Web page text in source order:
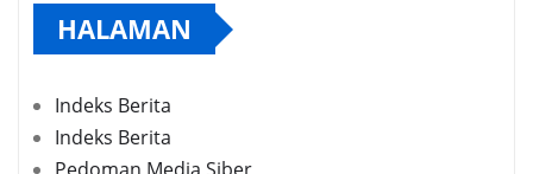
HALAMAN
Indeks Berita
Indeks Berita